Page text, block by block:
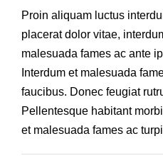
Proin aliquam luctus
placerat dolor vitae,
malesuada fames ac ante
Interdum et malesuada
faucibus. Donec feugiat
Pellentesque habitant
et malesuada fames ac